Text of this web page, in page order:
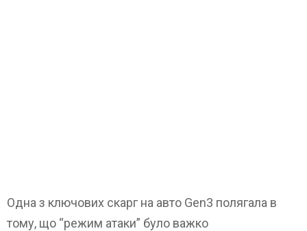
Одна з ключових скарг на авто Gen3 полягала в
тому, що “режим атаки” було важко